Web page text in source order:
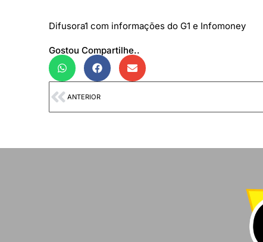
Difusora1 com informações do G1 e Infomoney
Gostou Compartilhe..
ANTERIOR